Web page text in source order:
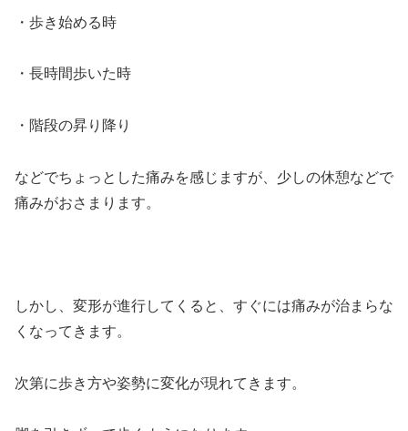
・歩き始める時
・長時間歩いた時
・階段の昇り降り
などでちょっとした痛みを感じますが、少しの休憩などで
痛みがおさまります。
しかし、変形が進行してくると、すぐには痛みが治まらな
くなってきます。
次第に歩き方や姿勢に変化が現れてきます。